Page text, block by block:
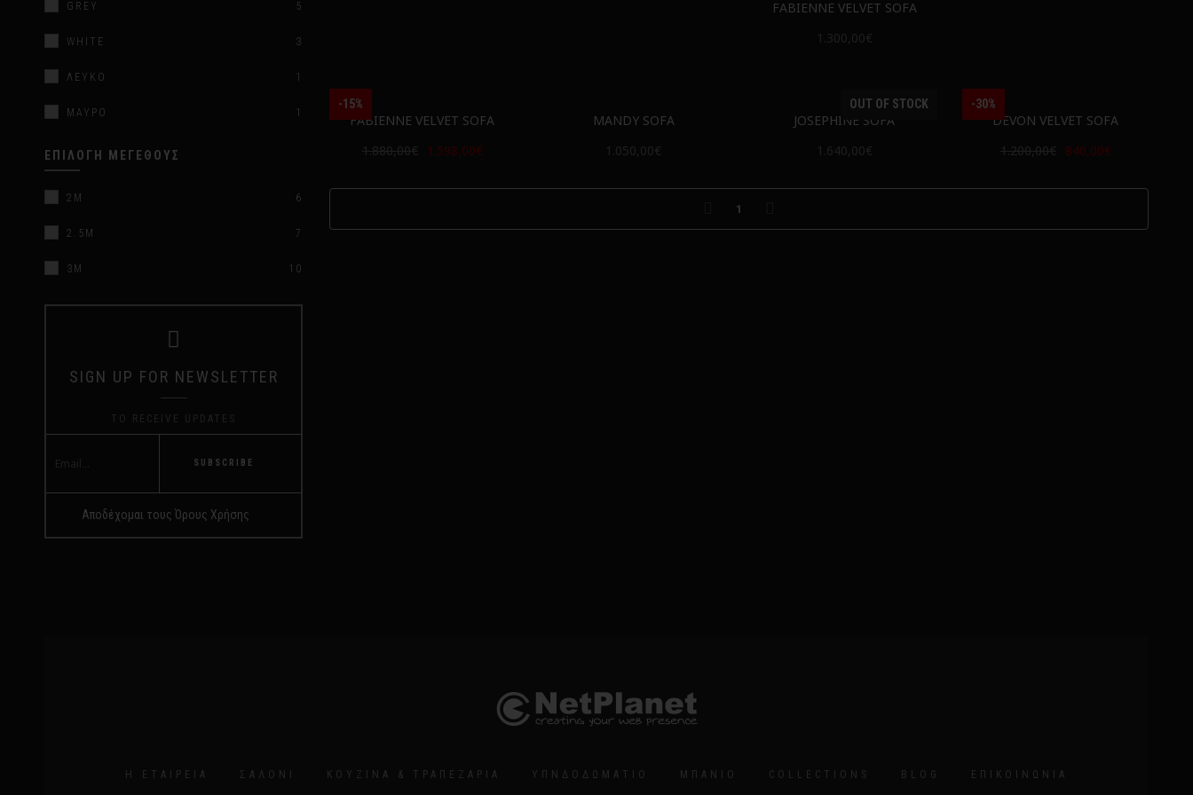
FABIENNE VELVET SOFA
1.300,00€
-15%
FABIENNE VELVET SOFA
1.880,00€
1.598,00€
MANDY SOFA
1.050,00€
OUT OF STOCK
JOSEPHINE SOFA
1.640,00€
-30%
DEVON VELVET SOFA
1.200,00€
840,00€
1
GREY 5
WHITE 3
ΛΕΥΚΌ
ΜΑΎΡΟ
ΕΠΙΛΟΓΉ ΜΕΓΈΘΟΥΣ
2M 6
2.5M 7
3M 10
SIGN UP FOR NEWSLETTER
TO RECEIVE UPDATES
SUBSCRIBE
Αποδέχομαι τους Όρους Χρήσης
Η ΕΤΑΙΡΕΊΑ ΣΑΛΌΝΙ ΚΟΥΖΊΝΑ & ΤΡΑΠΕΖΑΡΊΑ ΥΠΝΔΟΔΩΜΆΤΙΟ ΜΠΆΝΙΟ COLLECTIONS BLOG ΕΠΙΚΟΙΝΩΝΊΑ